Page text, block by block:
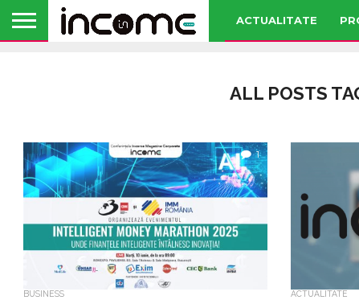
ACTUALITATE
ALL POSTS
1
BUSINESS ACTUALITATE